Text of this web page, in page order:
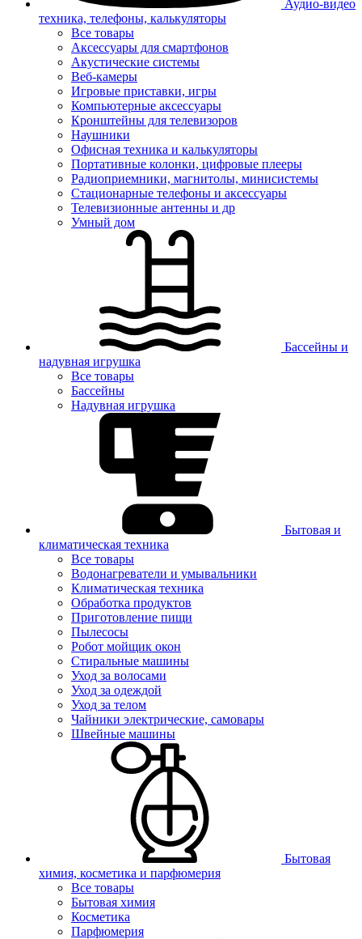
Аудио-видео
техника, телефоны, калькуляторы
Все товары
Аксессуары для смартфонов
Акустические системы
Веб-камеры
Игровые приставки, игры
Компьютерные аксессуары
Кронштейны для телевизоров
Наушники
Офисная техника и калькуляторы
Портативные колонки, цифровые плееры
Радиоприемники, магнитолы, минисистемы
Стационарные телефоны и аксессуары
Телевизионные антенны и др
Умный дом
Бассейны и
надувная игрушка
Все товары
Бассейны
Надувная игрушка
Бытовая и
климатическая техника
Все товары
Водонагреватели и умывальники
Климатическая техника
Обработка продуктов
Приготовление пищи
Пылесосы
Робот мойщик окон
Стиральные машины
Уход за волосами
Уход за одеждой
Уход за телом
Чайники электрические, самовары
Швейные машины
Бытовая
химия, косметика и парфюмерия
Все товары
Бытовая химия
Косметика
Парфюмерия